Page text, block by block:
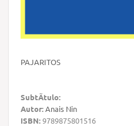
PAJARITOS
SubtÃ­tulo:
Autor:Anais Nin
ISBN:9789875801516